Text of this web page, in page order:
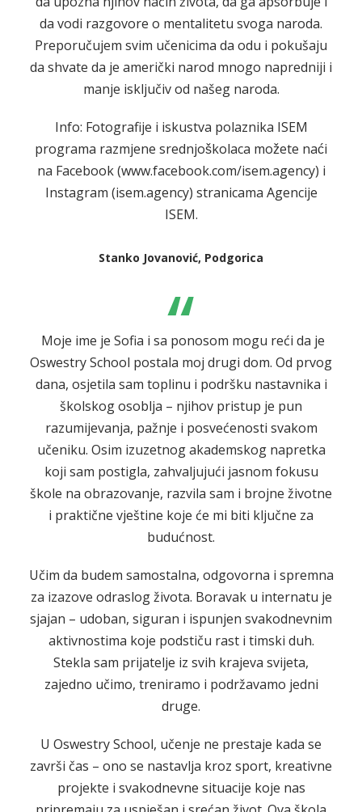
da vodi razgovore o mentalitetu svoga naroda.
Preporučujem svim učenicima da odu i pokušaju
da shvate da je američki narod mnogo napredniji i
manje isključiv od našeg naroda.
Info: Fotografije i iskustva polaznika ISEM
programa razmjene srednjoškolaca možete naći
na Facebook (www.facebook.com/isem.agency) i
Instagram (isem.agency) stranicama Agencije
ISEM.
Stanko Jovanović, Podgorica
“
Moje ime je Sofia i sa ponosom mogu reći da je
Oswestry School postala moj drugi dom. Od prvog
dana, osjetila sam toplinu i podršku nastavnika i
školskog osoblja – njihov pristup je pun
razumijevanja, pažnje i posvećenosti svakom
učeniku. Osim izuzetnog akademskog napretka
koji sam postigla, zahvaljujući jasnom fokusu
škole na obrazovanje, razvila sam i brojne životne
i praktične vještine koje će mi biti ključne za
budućnost.
Učim da budem samostalna, odgovorna i spremna
za izazove odraslog života. Boravak u internatu je
sjajan – udoban, siguran i ispunjen svakodnevnim
aktivnostima koje podstiču rast i timski duh.
Stekla sam prijatelje iz svih krajeva svijeta,
zajedno učimo, treniramo i podržavamo jedni
druge.
U Oswestry School, učenje ne prestaje kada se
završi čas – ono se nastavlja kroz sport, kreativne
projekte i svakodnevne situacije koje nas